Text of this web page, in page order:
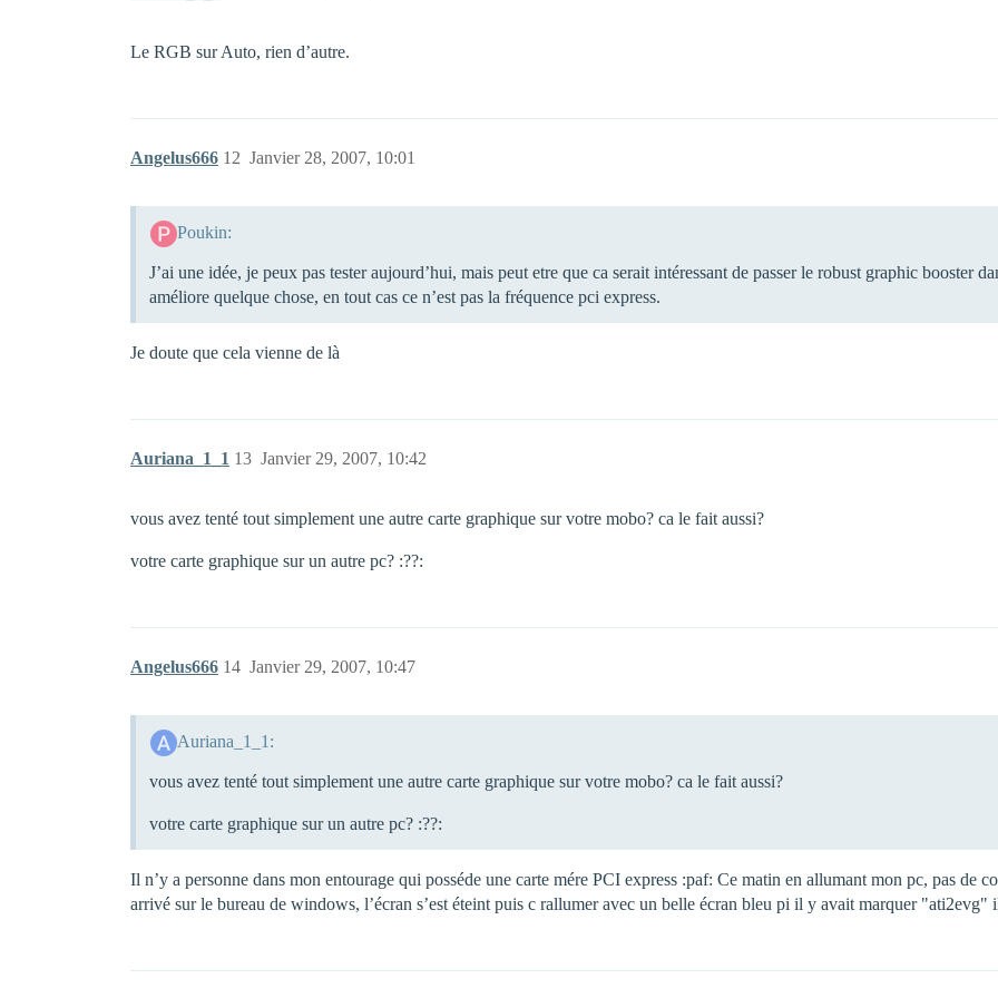
Le RGB sur Auto, rien d’autre.
Angelus666 Janvier 28, 2007, 10:01
12
Poukin:
J’ai une idée, je peux pas tester aujourd’hui, mais peut etre que ca serait intéressant de passer le robust graphic booster
améliore quelque chose, en tout cas ce n’est pas la fréquence pci express.
Je doute que cela vienne de là
Auriana_1_1 Janvier 29, 2007, 10:42
13
vous avez tenté tout simplement une autre carte graphique sur votre mobo? ca le fait aussi?
votre carte graphique sur un autre pc? :??:
Angelus666 Janvier 29, 2007, 10:47
14
Auriana_1_1:
vous avez tenté tout simplement une autre carte graphique sur votre mobo? ca le fait aussi?
votre carte graphique sur un autre pc? :??:
Il n’y a personne dans mon entourage qui posséde une carte mére PCI express :paf: Ce matin en allumant mon pc, pas de
arrivé sur le bureau de windows, l’écran s’est éteint puis c rallumer avec un belle écran bleu pi il y avait marquer "ati2evg"